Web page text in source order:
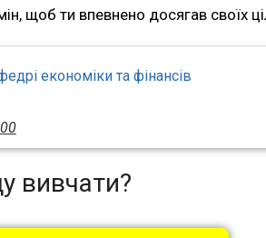
щоб ти впевнено досягав своїх
економіки та фінансів
вивчати?